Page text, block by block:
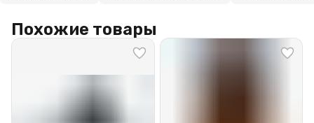
Похожие товары